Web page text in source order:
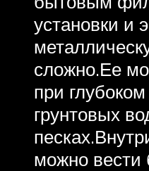
установки и
сложно.Ее
при
грунтовых
можно вести